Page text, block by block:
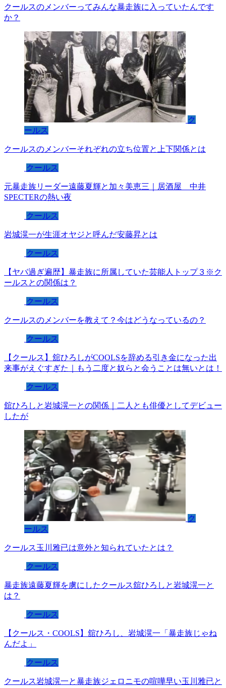
クールスのメンバーってみんな暴走族に入っていたんです
か？
ク
ールス
クールスのメンバーそれぞれの立ち位置と上下関係とは
クールス
元暴走族リーダー遠藤夏輝と加々美恵三｜居酒屋 中井
SPECTERの熱い夜
クールス
岩城滉一が生涯オヤジと呼んだ安藤昇とは
クールス
【ヤバ過ぎ遍歴】暴走族に所属していた芸能人トップ３※ク
ールスとの関係は？
クールス
クールスのメンバーを教えて？今はどうなっているの？
クールス
【クールス】舘ひろしがCOOLSを辞める引き金になった出
来事がえぐすぎた｜もう二度と奴らと会うことは無いとは！
クールス
舘ひろしと岩城滉一との関係｜二人とも俳優としてデビュー
したが
ク
ールス
クールス玉川雅已は意外と知られていたとは？
クールス
暴走族遠藤夏輝を虜にしたクールス舘ひろしと岩城滉一と
は？
クールス
【クールス・COOLS】舘ひろし、岩城滉一「暴走族じゃね
んだよ」
クールス
クールス岩城滉一と暴走族ジェロニモの喧嘩早い玉川雅已と